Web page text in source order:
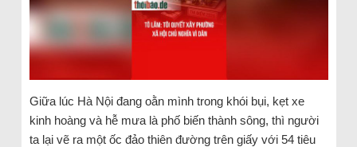
Giữa lúc Hà Nội đang oằn mình trong khói bụi, kẹt xe
kinh hoàng và hễ mưa là phố biến thành sông, thì người
ta lại vẽ ra một ốc đảo thiên đường trên giấy với 54 tiêu